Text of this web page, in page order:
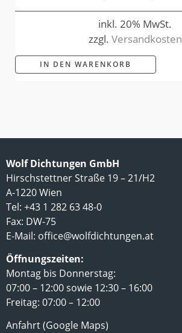
inkl. 20% MwSt.
zzgl. Versandkosten
IN DEN WARENKORB
Wolf Dichtungen GmbH
Hirschstettner Straße 19 – 21/H2
A-1220 Wien
Tel: +43 1 282 63 48-0
Fax: DW-75
E-Mail: office@wolfdichtungen.at
Öffnungszeiten:
Montag bis Donnerstag:
07:00 – 12:00 sowie 12:30 – 16:00
Freitag: 07:00 – 12:00
Anfahrt (Google Maps)